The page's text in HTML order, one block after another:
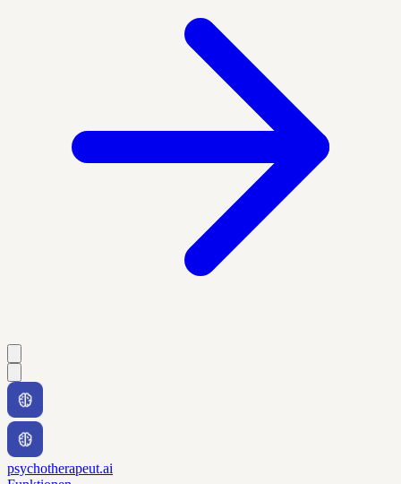
psychotherapeut.ai